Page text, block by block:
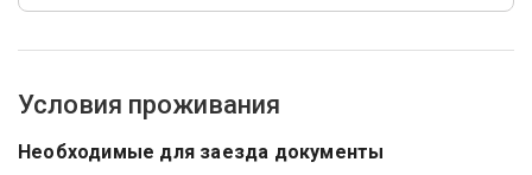
Условия проживания
Необходимые для заезда документы